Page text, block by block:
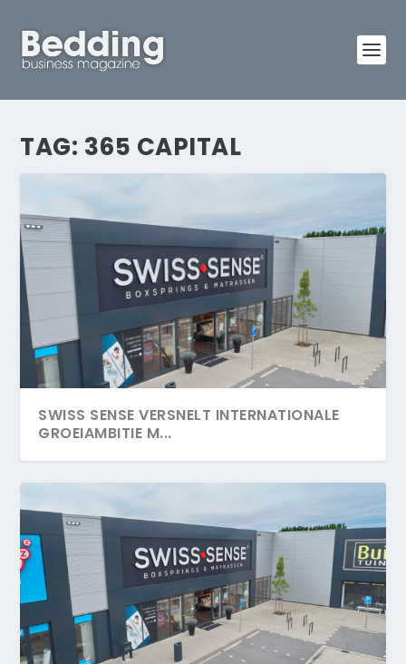
TAG: 365 CAPITAL
SWISS SENSE VERSNELT INTERNATIONALE
GROEIAMBITIE M...